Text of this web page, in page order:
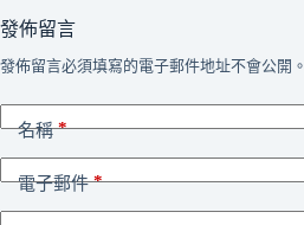
發佈留言
發佈留言必須填寫的電子郵件地址不會公開。
名稱*
電子郵件*